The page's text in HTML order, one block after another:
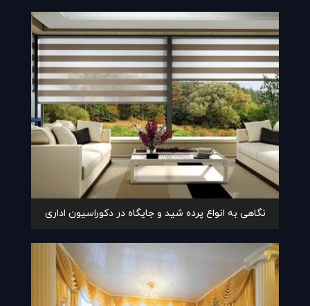
نگاهی به انواع پرده شید و جایگاه در دکوراسیون اداری